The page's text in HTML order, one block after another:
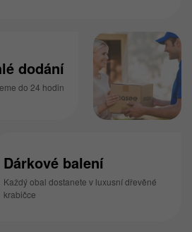
dodání
do 24 hodin
Dárkové balení
Každý obal dostanete v luxusní dřevěné
krabičce